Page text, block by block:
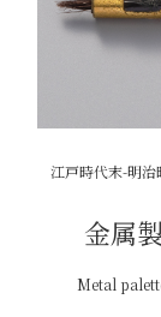
江戸時代末-明
金属
Metal